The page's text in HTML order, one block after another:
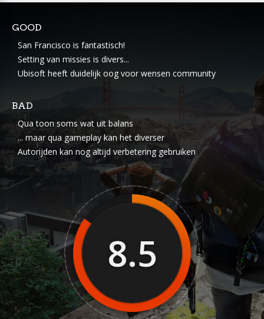
GOOD
San Francisco is fantastisch!
Setting van missies is divers...
Ubisoft heeft duidelijk oog voor wensen community
BAD
Qua toon soms wat uit balans
... maar qua gameplay kan het diverser
Autorijden kan nog altijd verbetering gebruiken
8.5